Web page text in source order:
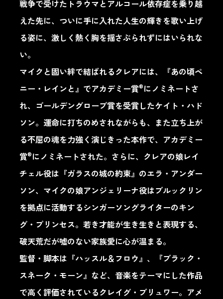
戦争で受けたトラウマとアルコール依存症を乗り越
えた先に、ついに手に入れた人生の輝きを歌い上げ
る姿に、激しく熱く胸を揺さぶられずにはいられな
い。
マイクと固い絆で結ばれるクレアには、『あの頃ペ
ニー・レインと』でアカデミー賞®にノミネートさ
れ、ゴールデングローブ賞を受賞したケイト・ハド
ソン。運命に打ちのめされながらも、また立ち上が
る不屈の魂を力強く演じきった本作で、アカデミー
賞®にノミネートされた。さらに、クレアの娘レイ
チェル役は『ガラスの城の約束』のエラ・アンダー
ソン、マイクの娘アンジェリーナ役はブルックリン
を拠点に活動するシンガーソングライターのキン
グ・プリンセス。若き才能が生き生きと表現する、
破天荒だが嘘のない家族愛に心が温まる。
監督・脚本は『ハッスル＆フロウ』、『ブラック・
スネーク・モーン』など、音楽をテーマにした作品
で高く評価されているクレイグ・ブリュワー。アメ